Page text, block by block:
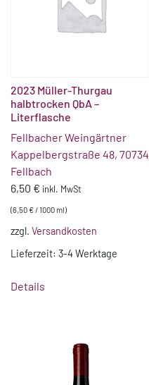
2023 Müller-Thurgau
halbtrocken QbA –
Literflasche
Fellbacher Weingärtner
Kappelbergstraße 48, 70734
Fellbach
6,50 € inkl. MwSt
(6,50€/1000ml)
zzgl. Versandkosten
Lieferzeit: 3-4 Werktage
Details